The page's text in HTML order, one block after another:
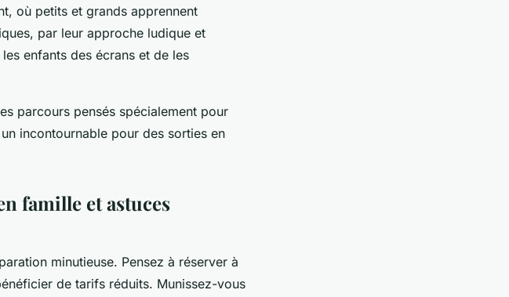
où petits et grands apprennent
par leur approche ludique et
enfants des écrans et de les
parcours pensés spécialement pour
incontournable pour des sorties en
famille et astuces
minutieuse. Pensez à réserver à
de tarifs réduits. Munissez-vous